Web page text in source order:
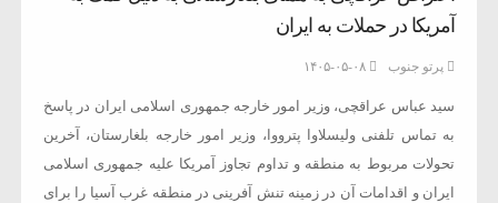
آمریکا در حملات به ایران
پرتو جنوب ۱۴۰۵-۰۵-۰۸
سید عباس عراقچی، وزیر امور خارجه جمهوری اسلامی ایران در پاسخ
به تماس تلفنی ولیسلاوا پترووا، وزیر امور خارجه بلغارستان، آخرین
تحولات مربوط به منطقه و تداوم تجاوز آمریکا علیه جمهوری اسلامی
ایران و اقدامات آن در زمینه تنش آفرینی در منطقه غرب آسیا را برای